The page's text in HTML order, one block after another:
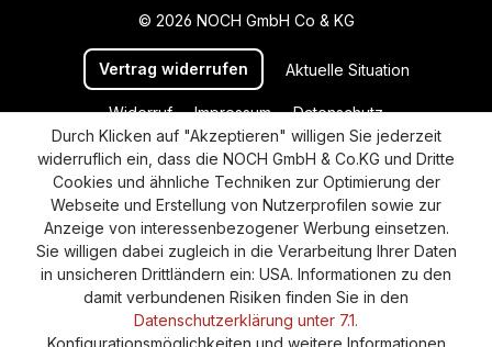
© 2026 NOCH GmbH Co & KG
Vertrag widerrufen Aktuelle Situation
Widerruf Impressum
Datenschutz
Versand und Zahlung
AGB
Cookie-Einstellungen
Barrierefreiheitserklärung
Durch Klicken auf "Akzeptieren" willigen Sie jederzeit
widerruflich ein, dass die NOCH GmbH & Co.KG und Dritte
Cookies und ähnliche Techniken zur Optimierung der
Webseite und Erstellung von Nutzerprofilen sowie zur
Anzeige von interessenbezogener Werbung einsetzen.
Sie willigen dabei zugleich in die Verarbeitung Ihrer Daten
in unsicheren Drittländern ein: USA. Informationen zu den
damit verbundenen Risiken finden Sie in den
Datenschutzerklärung unter 7.1.
Konfigurationsmöglichkeiten und weitere Informationen